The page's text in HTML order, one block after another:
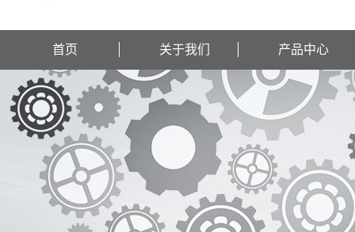
首页 关于我们 产品中心